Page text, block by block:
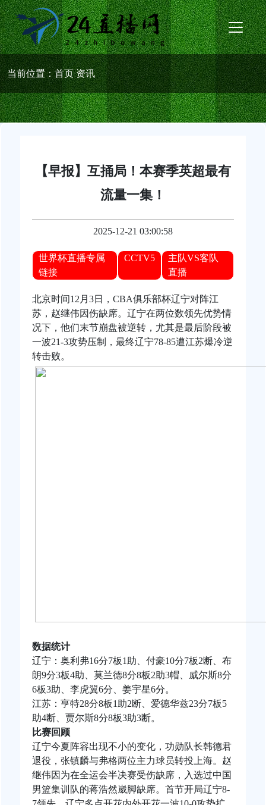
当前位置：首页资讯
【早报】互捅局！本赛季英超最有
流量一集！
2025-12-21 03:00:58
世界杯直播专属
链接
CCTV5
主队VS客队
直播
北京时间12月3日，CBA俱乐部杯辽宁对阵江
苏， 赵继伟因伤缺席。辽宁在两位数领先优势情
况下，他们末节崩盘被逆转，尤其是最后阶段被
一波21-3攻势压制，最终辽宁78-85遭江苏爆冷逆
转击败。
数据统计
辽宁：奥利弗16分7板1助、付豪10分7板2断、布
朗9分3板4助、莫兰德8分8板2助3帽、威尔斯8分
6板3助、李虎翼6分、 姜宇星6分。
江苏：亨特28分8板1助2断、爱德华兹23分7板5
助4断、贾尔斯8分8板3助3断。
比赛回顾
辽宁今夏阵容出现不小的变化，功勋队长韩德君
退役，张镇麟与弗格两位主力球员转投上海。赵
继伟因为在全运会半决赛受伤缺席，入选过中国
男篮集训队的蒋浩然崴脚缺席。首节开局辽宁8-